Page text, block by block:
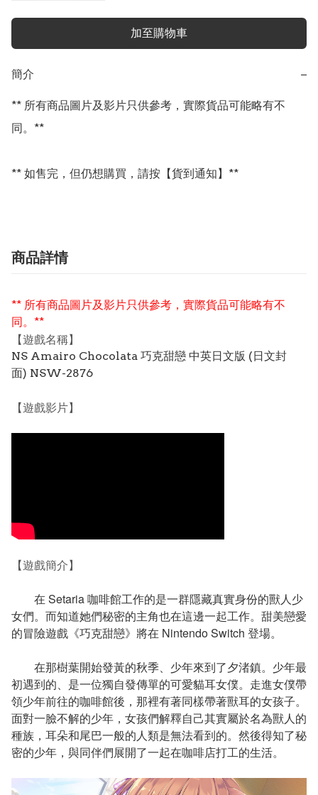
加至購物車
簡介 −
** 所有商品圖片及影片只供參考，實際貨品可能略有不
同。**
** 如售完，但仍想購買，請按【貨到通知】**
商品詳情
** 所有商品圖片及影片只供參考，實際貨品可能略有不
同。**
【遊戲名稱】
NS Amairo Chocolata 巧克甜戀 中英日文版 (日文封
面) NSW-2876
【遊戲影片】
【遊戲簡介】
在 Setaria 咖啡館工作的是一群隱藏真實身份的獸人少
女們。而知道她們秘密的主角也在這邊一起工作。甜美戀愛
的冒險遊戲《巧克甜戀》將在 Nintendo Switch 登場。
在那樹葉開始發黃的秋季、少年來到了夕渚鎮。少年最
初遇到的、是一位獨自發傳單的可愛貓耳女僕。走進女僕帶
領少年前往的咖啡館後，那裡有著同樣帶著獸耳的女孩子。
面對一臉不解的少年，女孩們解釋自己其實屬於名為獸人的
種族，耳朵和尾巴一般的人類是無法看到的。然後得知了秘
密的少年，與同伴們展開了一起在咖啡店打工的生活。